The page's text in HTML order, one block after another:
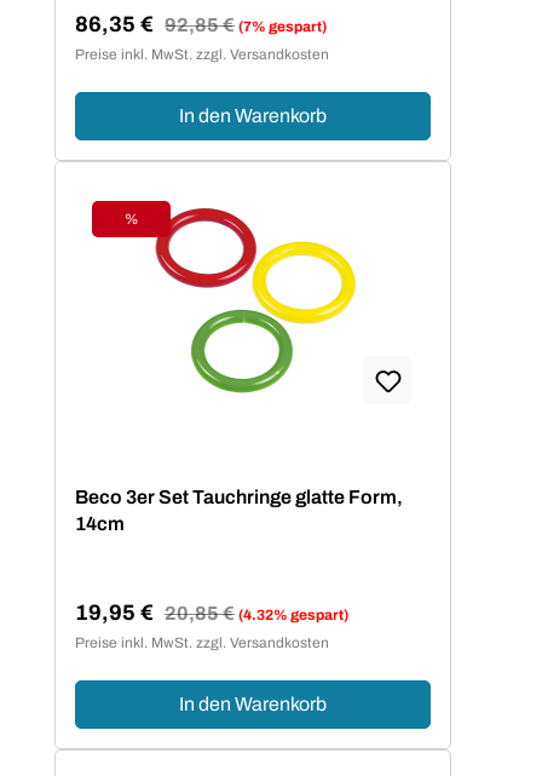
Verkaufspreis:
86,35 € Regulärer Preis:
92,85 € (7% gespart)
Preise inkl. MwSt. zzgl. Versandkosten
In den Warenkorb
Rabatt
%
Beco 3er Set Tauchringe glatte Form,
14cm
Verkaufspreis:
19,95 € Regulärer Preis:
20,85 € (4.32% gespart)
Preise inkl. MwSt. zzgl. Versandkosten
In den Warenkorb